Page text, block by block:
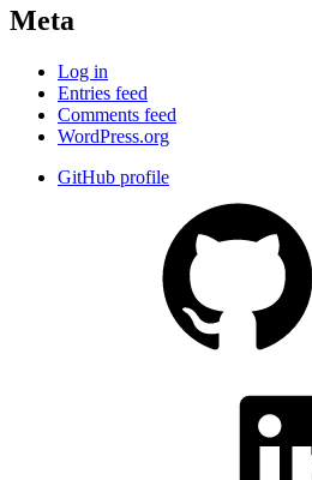
Meta
Log in
Entries feed
Comments feed
WordPress.org
GitHub profile